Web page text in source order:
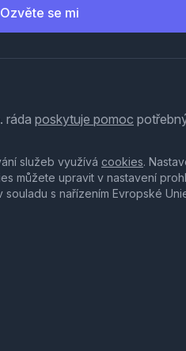
Ozvěte se mi
ráda poskytuje pomoc
služeb využívá cookies.
můžete upravit v nastavení
s nařízením Evropské